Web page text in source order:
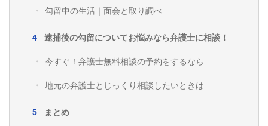
勾留中の生活｜面会と取り調べ
逮捕後の勾留についてお悩みなら弁護士に相談！
今すぐ！弁護士無料相談の予約をするなら
地元の弁護士とじっくり相談したいときは
まとめ